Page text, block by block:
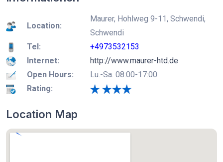
Location:
Maurer, Hohlweg 9-11, Schwendi,
Schwendi
Tel:
+4973532153
Internet:
http://www.maurer-htd.de
Open Hours:
Lu.-Sa. 08:00-17:00
Rating:
Location Map